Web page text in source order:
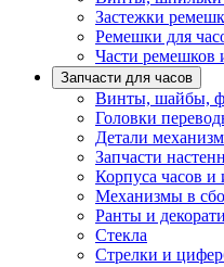
Застежки
Ремешки для
Части ремешков
Запчасти для часов
Винты, шайбы,
Головки
Детали
Запчасти
Корпуса часов и
Механизмы в
Ранты и
Стекла
Стрелки и